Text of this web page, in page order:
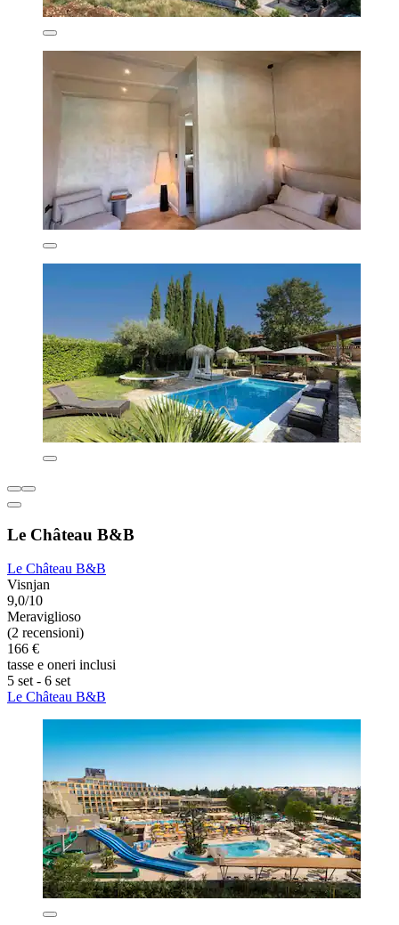
Le Château B&B
Le Château B&B
Visnjan
9,0/10
Meraviglioso
(2 recensioni)
166 €
tasse e oneri inclusi
5 set - 6 set
Le Château B&B